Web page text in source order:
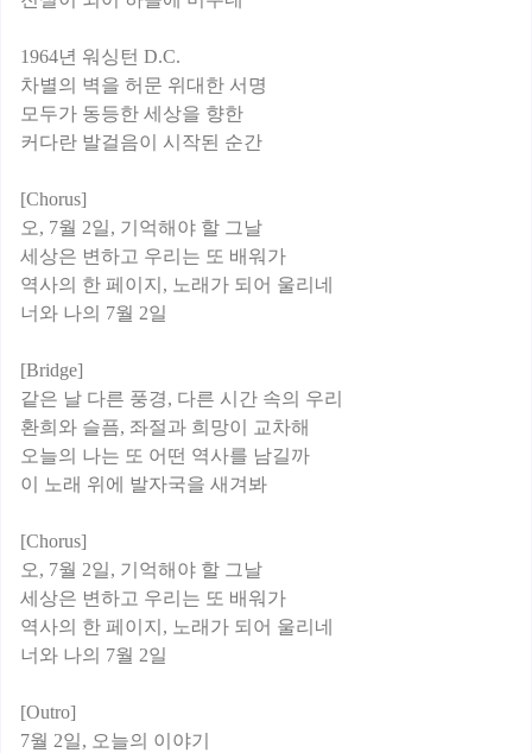
1964년 워싱턴 D.C.
차별의 벽을 허문 위대한 서명
모두가 동등한 세상을 향한
커다란 발걸음이 시작된 순간
[Chorus]
오, 7월 2일, 기억해야 할 그날
세상은 변하고 우리는 또 배워가
역사의 한 페이지, 노래가 되어 울리네
너와 나의 7월 2일
[Bridge]
같은 날 다른 풍경, 다른 시간 속의 우리
환희와 슬픔, 좌절과 희망이 교차해
오늘의 나는 또 어떤 역사를 남길까
이 노래 위에 발자국을 새겨봐
[Chorus]
오, 7월 2일, 기억해야 할 그날
세상은 변하고 우리는 또 배워가
역사의 한 페이지, 노래가 되어 울리네
너와 나의 7월 2일
[Outro]
7월 2일, 오늘의 이야기